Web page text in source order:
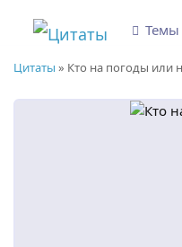
Цитаты » Кто на погоды или
Темы